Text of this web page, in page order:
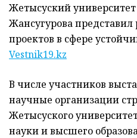
Жетысуский
Жансугурова
проектов в сфере
Vestnik19.kz
В числе участников
научные организации
Жетысуского
науки и высшего